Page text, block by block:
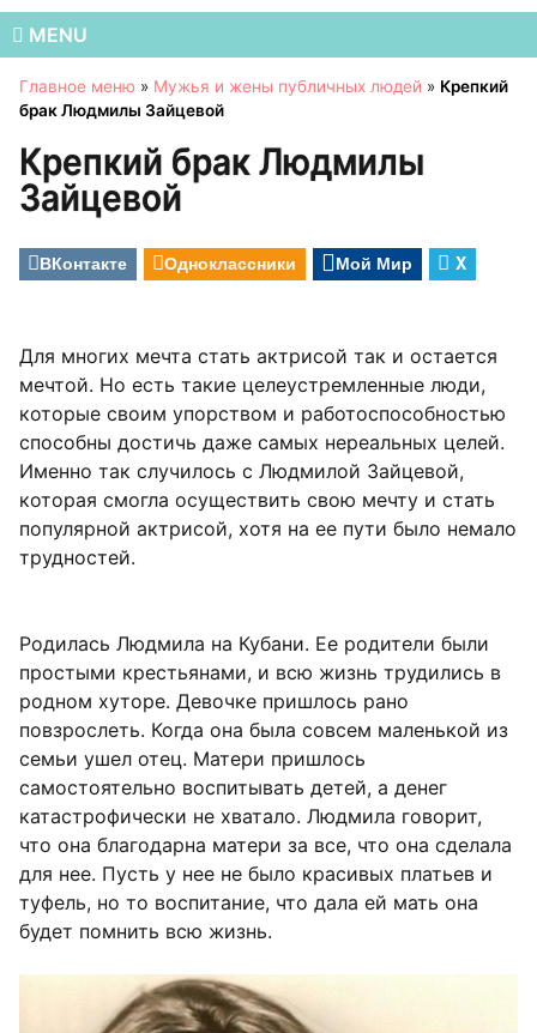
MENU
Главное меню » Мужья и жены публичных людей » Крепкий
брак Людмилы Зайцевой
Крепкий брак Людмилы
Зайцевой
ВКонтакте Одноклассники Мой Мир X
Для многих мечта стать актрисой так и остается
мечтой. Но есть такие целеустремленные люди,
которые своим упорством и работоспособностью
способны достичь даже самых нереальных целей.
Именно так случилось с Людмилой Зайцевой,
которая смогла осуществить свою мечту и стать
популярной актрисой, хотя на ее пути было немало
трудностей.
Родилась Людмила на Кубани. Ее родители были
простыми крестьянами, и всю жизнь трудились в
родном хуторе. Девочке пришлось рано
повзрослеть. Когда она была совсем маленькой из
семьи ушел отец. Матери пришлось
самостоятельно воспитывать детей, а денег
катастрофически не хватало. Людмила говорит,
что она благодарна матери за все, что она сделала
для нее. Пусть у нее не было красивых платьев и
туфель, но то воспитание, что дала ей мать она
будет помнить всю жизнь.